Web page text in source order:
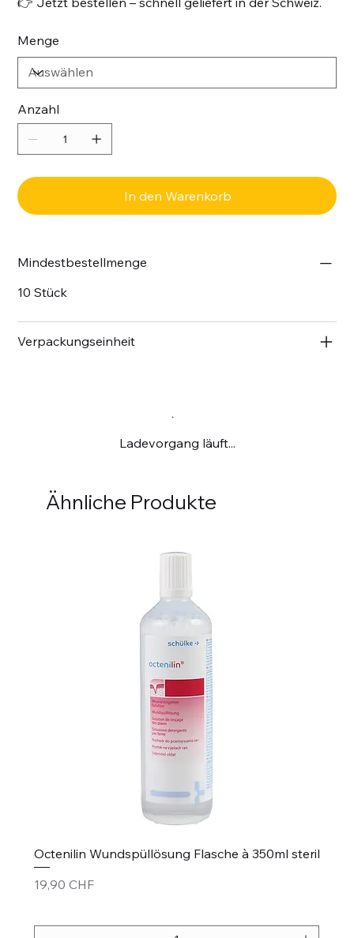
Menge
Anzahl
In den Warenkorb
Mindestbestellmenge
10 Stück
Verpackungseinheit
Ladevorgang läuft...
Ähnliche Produkte
Octenilin Wundspüllösung Flasche à 350ml steril
Preis
19,90 CHF